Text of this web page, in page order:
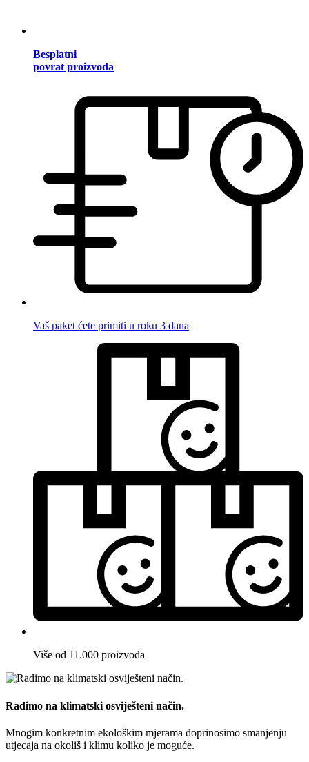
Besplatni
povrat proizvoda
Vaš paket ćete primiti u roku 3 dana
Više od 11.000 proizvoda
Radimo na klimatski osviješteni način.
Mnogim konkretnim ekološkim mjerama doprinosimo smanjenju
utjecaja na okoliš i klimu koliko je moguće.